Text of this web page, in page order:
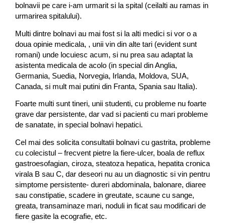
bolnavii pe care i-am urmarit si la spital (ceilalti au ramas in
urmarirea spitalului).
Multi dintre bolnavi au mai fost si la alti medici si vor o a
doua opinie medicala, , unii vin din alte tari (evident sunt
romani) unde locuiesc acum, si nu prea sau adaptat la
asistenta medicala de acolo (in special din Anglia,
Germania, Suedia, Norvegia, Irlanda, Moldova, SUA,
Canada, si mult mai putini din Franta, Spania sau Italia).
Foarte multi sunt tineri, unii studenti, cu probleme nu foarte
grave dar persistente, dar vad si pacienti cu mari probleme
de sanatate, in special bolnavi hepatici.
Cel mai des solicita consultatii bolnavi cu gastrita, probleme
cu colecistul – frecvent pietre la fiere-ulcer, boala de reflux
gastroesofagian, ciroza, steatoza hepatica, hepatita cronica
virala B sau C, dar deseori nu au un diagnostic si vin pentru
simptome persistente- dureri abdominala, balonare, diaree
sau constipatie, scadere in greutate, scaune cu sange,
greata, transaminaze mari, noduli in ficat sau modificari de
fiere gasite la ecografie, etc.